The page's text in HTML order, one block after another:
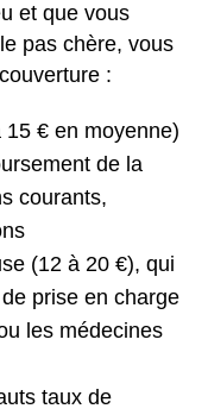
et que vous
pas chère, vous
:
€ en moyenne)
de la
courants,
(12 à 20 €), qui
prise en charge
les médecines
taux de